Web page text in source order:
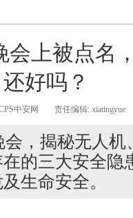
会上被点名
还好吗？
中安网 责任编辑: xiatingyue
，揭秘无人机
在的三大安全
生命安全。